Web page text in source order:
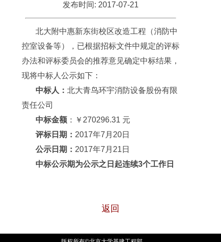
发布时间: 2017-07-21
北大附中惠新东街校区改造工程（消防中
控室设备等），已根据招标文件中规定的评标
办法和评标委员会的推荐意见确定中标结果，
现将中标人公示如下：
中标人： 北大青鸟环宇消防设备股份有限
责任公司
中标金额 ：￥270296.31 元
评标日期： 2017年7月20日
公示日期： 2017年7月21日
中标公示期为公示之日起连续3个工作日
返回